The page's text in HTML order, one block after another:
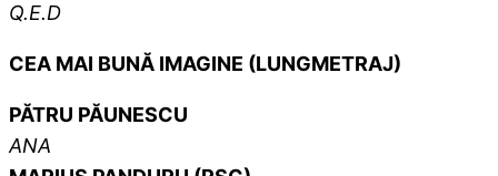
Q.E.D
CEA MAI BUNĂ IMAGINE (LUNGMETRAJ)
PĂTRU PĂUNESCU
ANA